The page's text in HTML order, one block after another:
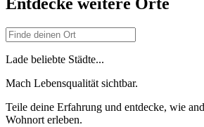
Entdecke weitere Orte
Lade beliebte Städte...
Mach Lebensqualität sichtbar.
Teile deine Erfahrung und entdecke, wie
Wohnort erleben.